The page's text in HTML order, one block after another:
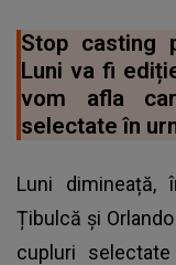
Stop casting
Luni va fi
vom afla
selectate în
Luni dimineață,
Țibulcă și
cupluri